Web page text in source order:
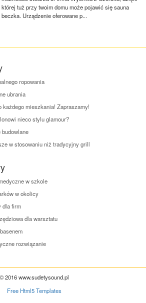
której tuż przy twoim domu może pojawić się sauna
beczka. Urządzenie oferowane p...
ropowania
ubrania
każdego mieszkania! Zapraszamy!
nieco stylu glamour?
budowlane
w stosowaniu niż tradycyjny grill
w szkole
w okolicy
dla firm
dla warsztatu
rozwiązanie
© 2016 www.sudetysound.pl
Free Html5 Templates